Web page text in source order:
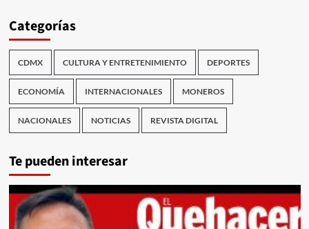
Categorías
CDMX CULTURA Y ENTRETENIMIENTO DEPORTES
ECONOMÍA INTERNACIONALES MONEROS
NACIONALES NOTICIAS REVISTA DIGITAL
Te pueden interesar